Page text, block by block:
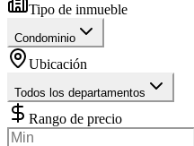
Tipo de inmueble
Condominio
Ubicación
Todos los departamentos
Rango de precio